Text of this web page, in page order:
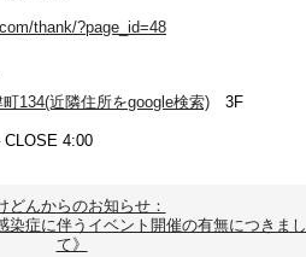
thank/?page_id=48
134(近隣住所をgoogle検索) 3F
CLOSE 4:00
どんからのお知らせ：
染症に伴うイベント開催の有無につきまし
て》